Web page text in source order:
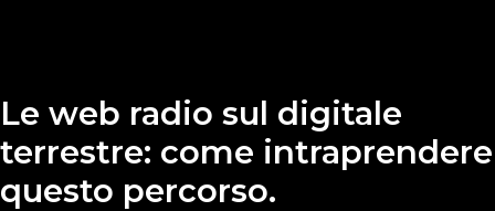
Le web radio sul digitale
terrestre: come intraprendere
questo percorso.